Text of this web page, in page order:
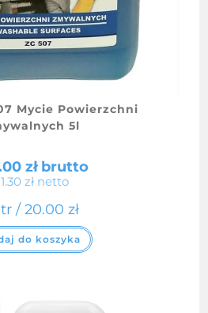
Mycie Powierzchni
5l
złbrutto
zł netto
/ 20.00 zł
do koszyka